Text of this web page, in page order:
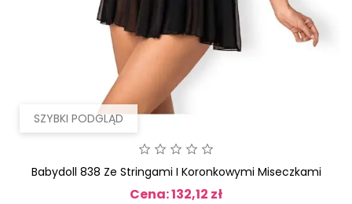
SZYBKI PODGLĄD
Babydoll 838 Ze Stringami I Koronkowymi Miseczkami
Cena: 132,12 zł